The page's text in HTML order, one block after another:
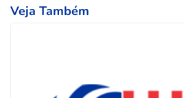
Veja Também